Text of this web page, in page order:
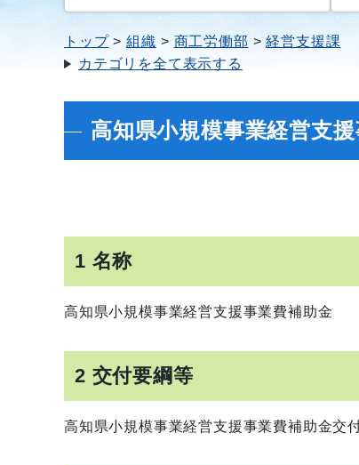
トップ 組織 商工労働部
経営支援課
カテゴリを全て表示する
高知県小規模事業経営支
1 名称
高知県小規模事業経営支援事業費補助金
2 交付要綱等
高知県小規模事業経営支援事業費補助金交